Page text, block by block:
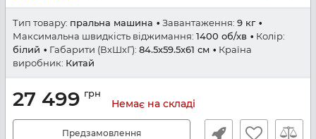
Тип товару: пральна машина Завантаження: 9 кг
Максимальна швидкість віджимання: 1400 об/хв
Колір:
білий
Габарити (ВхШхГ): 84.5x59.5x61 см
Країна
виробник: Китай
27 499 грн
Немає на складі
Предзамовлення